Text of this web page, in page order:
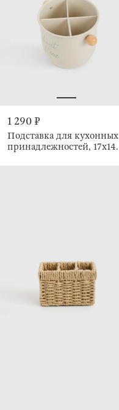
1 290 ₽
Подставка для кухонных
принадлежностей, 17х14